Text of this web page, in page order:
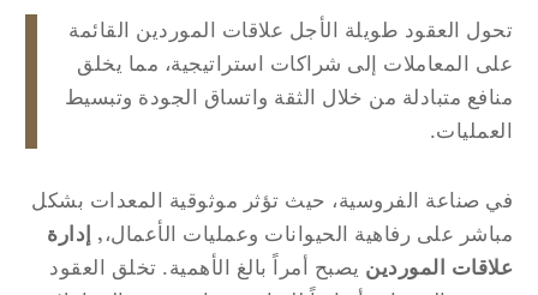
العقود طويلة الأجل علاقات الموردين القائمة
المعاملات إلى شراكات استراتيجية، مما يخلق
متبادلة من خلال الثقة واتساق الجودة وتبسيط
صناعة الفروسية، حيث تؤثر موثوقية المعدات بشكل
على رفاهية الحيوانات وعمليات الأعمال،,إدارة
الموردين يصبح أمراً بالغ الأهمية. تخلق العقود